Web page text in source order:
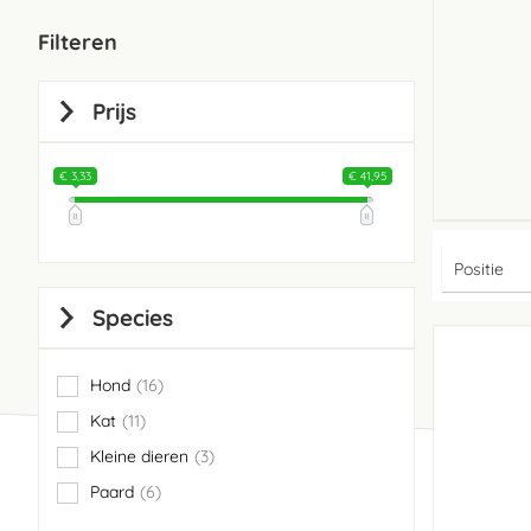
Filteren
Prijs
€ 3,33 € 41,95
Species
Hond 16
items
Kat 11
items
Kleine dieren
3
items
Paard
6
items